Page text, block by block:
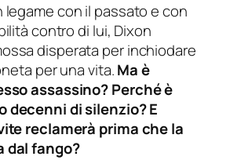
con il passato e con
contro di lui, Dixon
disperata per inchiodare
per una vita.Ma è
assassino? Perché è
decenni di silenzio? E
reclamerà prima che la
dal fango?